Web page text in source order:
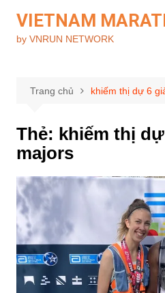
phần
VIETNAM
by VNRUN NETWORK
Trang chủ khiếm thị dự 6
Thẻ: khiếm thị
majors